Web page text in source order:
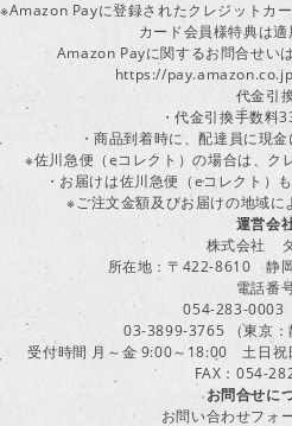
※Amazon Payに登録されたクレジットカ
カード会員様特典は適
Amazon Payに関するお問合せい
https://
代金引
・代金引換手数料
・商品到着時に、配達員に現
※佐川急便（eコレクト）の場合は、ク
・お届けは佐川急便（eコレクト）
※ご注文金額及びお届けの地域に
運営会
株式会社
所在地：〒422-8610 静
電話番
054-283-0003
03-3899-3765 （東京：
受付時間 月～金 9:00～18:00 土日
FAX：054-
お問合せに
お問い合わせフォ